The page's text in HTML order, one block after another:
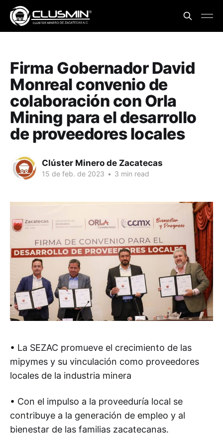
Firma Gobernador David
Monreal convenio de
colaboración con Orla
Mining para el desarrollo
de proveedores locales
Clúster Minero de Zacatecas
15 de feb. de 2023 • 3 min read
• La SEZAC promueve el crecimiento de las
mipymes y su vinculación como proveedores
locales de la industria minera
• Con el impulso a la proveeduría local se
contribuye a la generación de empleo y al
bienestar de las familias zacatecanas.